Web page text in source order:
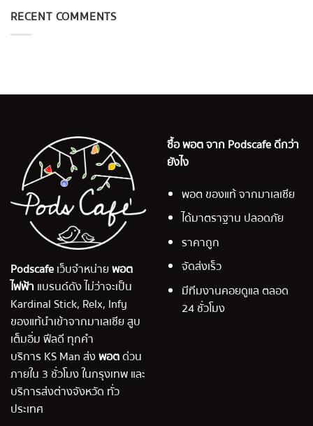
RECENT COMMENTS
Podscafeเว็บจำหน่ายพอต
ไฟฟ้า แบรนด์ดัง ไม่ว่าจะเป็น
Kardinal Stick, Relx, Infy
ของแท้นำเข้าจากมาเลเซีย สูบ
เต็มอิ่ม ฟีลดี ทุกคำ
บริการ KS Man ส่งพอตด่วน
ภายใน 3 ชั่วโมง ในกรุงเทพ และ
บริการส่งต่างจังหวัด ทั่ว
ประเทศ
ซื้อ พอต จาก Podscafe ดีกว่า
ยังไง
พอต ของแท้ จากมาเลเซีย
ได้มาตราฐาน ปลอดภัย
ราคาถูก
จัดส่งเร็ว
มีทีมงานคอยดูแล ตลอด
24 ชั่วโมง